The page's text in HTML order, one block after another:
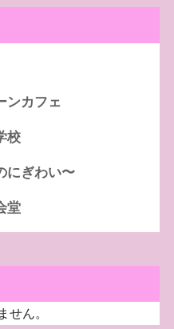
ンカフェ
校
にぎわい〜
堂
せん。